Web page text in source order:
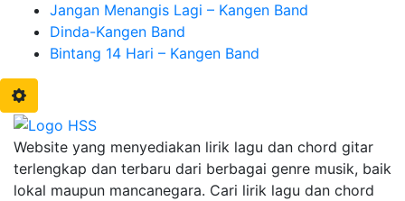
Jangan Menangis Lagi – Kangen Band
Dinda-Kangen Band
Bintang 14 Hari – Kangen Band
Website yang menyediakan lirik lagu dan chord gitar
terlengkap dan terbaru dari berbagai genre musik, baik
lokal maupun mancanegara. Cari lirik lagu dan chord